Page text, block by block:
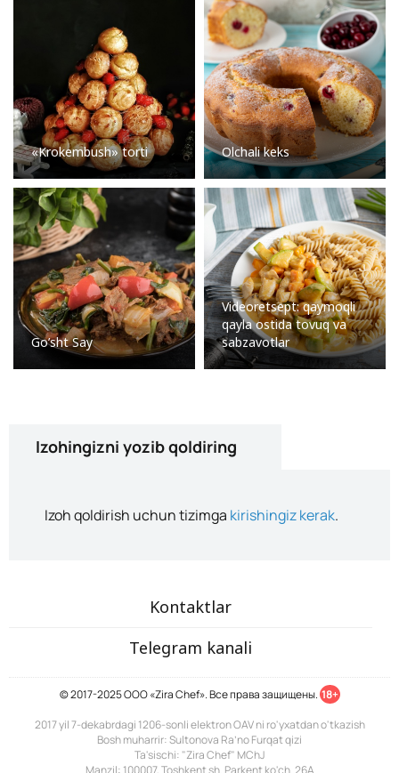
«Krokembush» torti Olchali keks
Go’sht Say
Videoretsept: qaymoqli
qayla ostida tovuq va
sabzavotlar
Izohingizni yozib qoldiring
Izoh qoldirish uchun tizimga kirishingiz kerak.
Kontaktlar
Telegram kanali
© 2017-2025 ООО «Zira Chef». Все права защищены. 18+
2017 yil 7-dekabrdagi 1206-sonli elektron OAV ni ro'yxatdan o'tkazish
Bosh muharrir: Sultonova Ra’no Furqat qizi
Ta'sischi: "Zira Chef" MChJ
Manzil: 100007, Toshkent sh. Parkent ko'ch. 26A